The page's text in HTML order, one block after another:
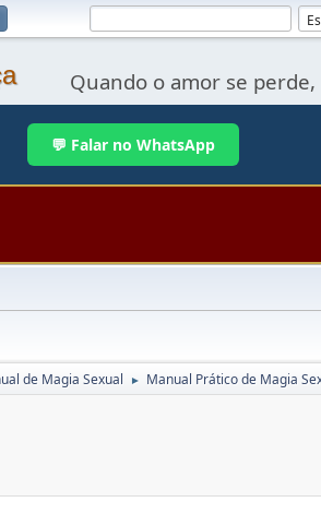
Quando o amor se
💬 Falar no WhatsApp
de Magia Sexual ► Manual Prático de Magia